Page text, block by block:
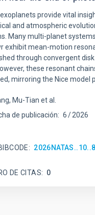
provide vital
and atmospheric
Many multi-planet
exhibit mean-motion
through convergent
these resonant
mirroring the Nice model
Mu-Tian et al.
de publicación: 6 2026
DE CITAS 0